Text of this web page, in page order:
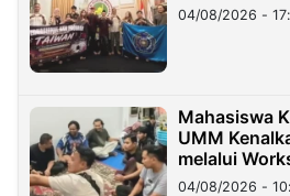
Migran
04/08/2026 -
Mahasiswa
UMM
melalui
di Taiwan
04/08/2026 -